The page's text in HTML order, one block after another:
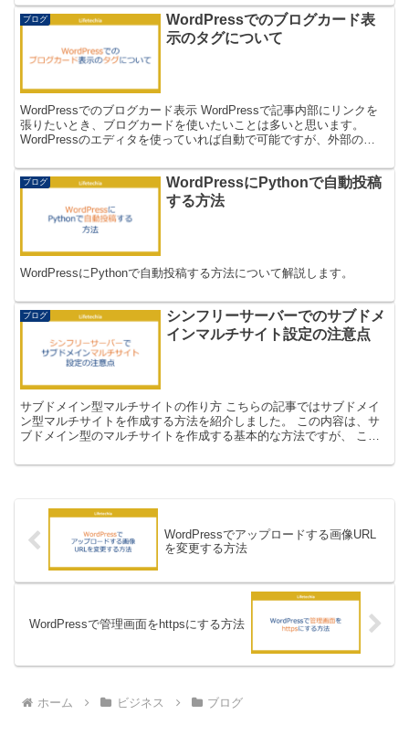
ブログ
WordPressでのブログカード表
示のタグについて
WordPressでのブログカード表示 WordPressで記事内部にリンクを
張りたいとき、ブログカードを使いたいことは多いと思います。
WordPressのエディタを使っていれば自動で可能ですが、外部の
ブログ
WordPressにPythonで自動投稿
する方法
WordPressにPythonで自動投稿する方法について解説します。
ブログ
シンフリーサーバーでのサブドメ
インマルチサイト設定の注意点
サブドメイン型マルチサイトの作り方 こちらの記事ではサブドメイ
ン型マルチサイトを作成する方法を紹介しました。 この内容は、サ
ブドメイン型のマルチサイトを作成する基本的な方法ですが、 この
WordPressでアップロードする画像URL
を変更する方法
WordPressで管理画面をhttpsにする方法
ホーム ビジネス ブログ